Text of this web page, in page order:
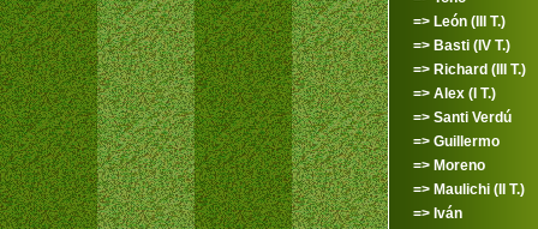
=> León (III T.)
=> Basti (IV T.)
=> Richard (III T.)
=> Alex (I T.)
=> Santi Verdú
=> Guillermo
=> Moreno
=> Maulichi (II T.)
=> Iván